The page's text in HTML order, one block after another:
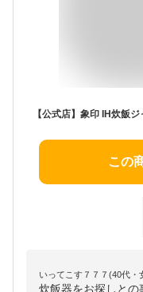
この
いってこす７７７(40代・
炊飯器をお探しとの